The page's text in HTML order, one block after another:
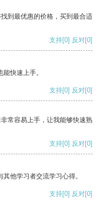
到最优惠的价格，买到最合适
支持[0] 反对[0]
快速上手。
支持[0] 反对[0]
常容易上手，让我能够快速熟
支持[0] 反对[0]
他学习者交流学习心得。
支持[0] 反对[0]